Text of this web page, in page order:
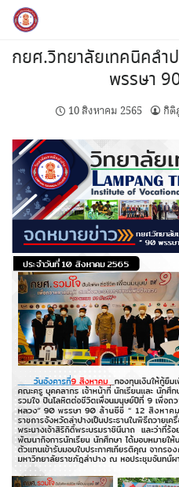
Skip
content
กยศ.วิทยาลัยเทคนิคลำ
พรรษา
10 สิงหาคม 2565 กิติ